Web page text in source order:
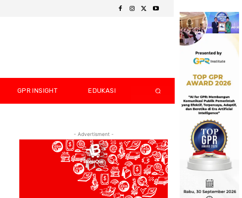
GPR INSIGHT EDUKASI
- Advertisment -